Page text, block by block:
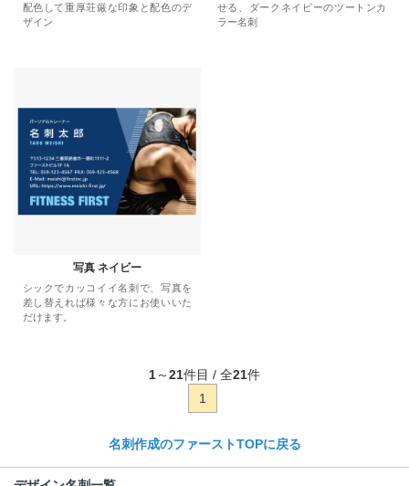
配色して重厚荘厳な印象と配色のデ
ザイン
せる、ダークネイビーのツートンカ
ラー名刺
写真 ネイビー
シックでカッコイイ名刺で、写真を
差し替えれば様々な方にお使いいた
だけます。
1～21件目 / 全21件
1
名刺作成のファーストTOPに戻る